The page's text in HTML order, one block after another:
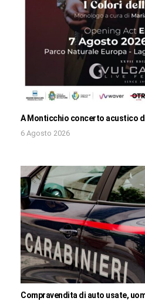
A Monticchio concerto acustico
6 Agosto 2026
Compravendita di auto usate,